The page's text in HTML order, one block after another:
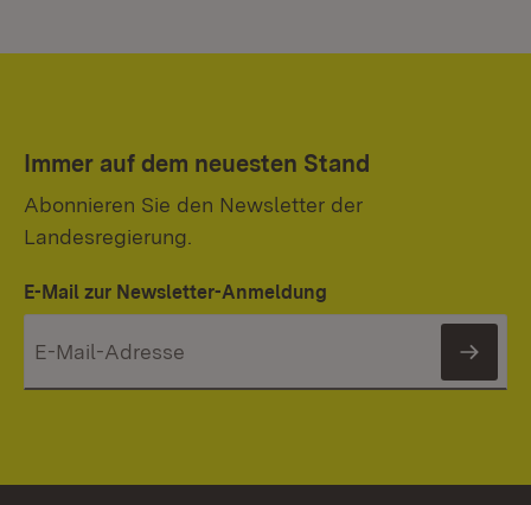
Immer auf dem neuesten Stand
Abonnieren Sie den Newsletter der
Landesregierung.
E-Mail zur Newsletter-Anmeldung